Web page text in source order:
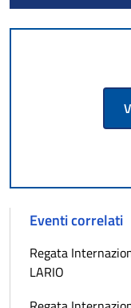
Eventi correlati
Regata
LARIO